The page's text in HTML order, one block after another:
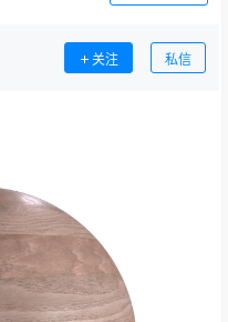
关注 私信